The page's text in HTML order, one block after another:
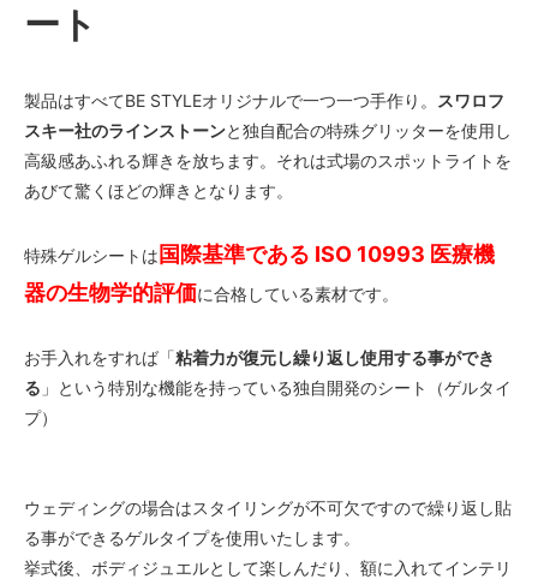
ート
製品はすべてBE STYLEオリジナルで一つ一つ手作り。
スワロフ
スキー社のラインストーンと独自配合の特殊グリッターを使用し
高級感あふれる輝きを放ちます。それは式場のスポットライトを
あびて驚くほどの輝きとなります。
特殊ゲルシートは 国際基準である ISO 10993 医療機
器の生物学的評価に合格している素材です。
お手入れをすれば「粘着力が復元し繰り返し使用する事ができ
る 」という特別な機能を持っている独自開発のシート（ゲルタイ
プ）
ウェディングの場合はスタイリングが不可欠ですので繰り返し貼
る事ができるゲルタイプを使用いたします。
挙式後、ボディジュエルとして楽しんだり、額に入れてインテリ